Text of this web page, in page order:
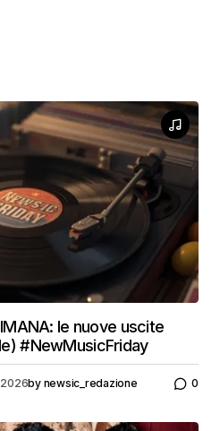
le nuove uscite
#NewMusicFriday
by newsic_redazione 0